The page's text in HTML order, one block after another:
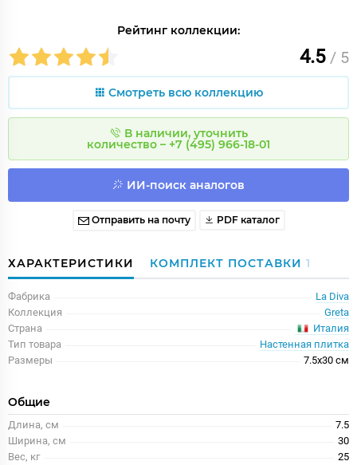
Рейтинг коллекции:
4.5 / 5
Смотреть всю коллекцию
В наличии, уточнить
количество – +7 (495) 966-18-01
ИИ-поиск аналогов
Отправить на почту PDF каталог
ХАРАКТЕРИСТИКИ КОМПЛЕКТ ПОСТАВКИ 1
Фабрика
La Diva
Коллекция
Greta
Страна
Италия
Тип товара
Настенная плитка
Размеры
7.5x30 см
Общие
Длина, см
7.5
Ширина, см
30
Вес, кг
25